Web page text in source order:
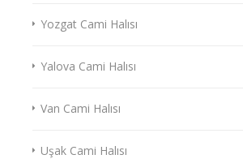
Yozgat Cami Halısı
Yalova Cami Halısı
Van Cami Halısı
Uşak Cami Halısı